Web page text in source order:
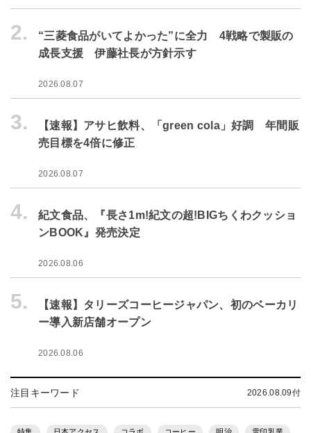
2.
“三菱食品がいてよかった”に全力 4戦略で製販の
成長支援 伊藤社長が方針示す
2026.08.07
3.
【速報】アサヒ飲料、「green cola」好調 年間販
売目標を4倍に修正
2026.08.07
4.
紀文食品、『長さ1m!紀文の超!BIGちくわクッショ
ンBOOK』発売決定
2026.08.06
5.
【速報】タリーズコーヒージャパン、初のベーカリ
ー導入新店舗オープン
2026.08.06
注目キーワード 2026.08.09付